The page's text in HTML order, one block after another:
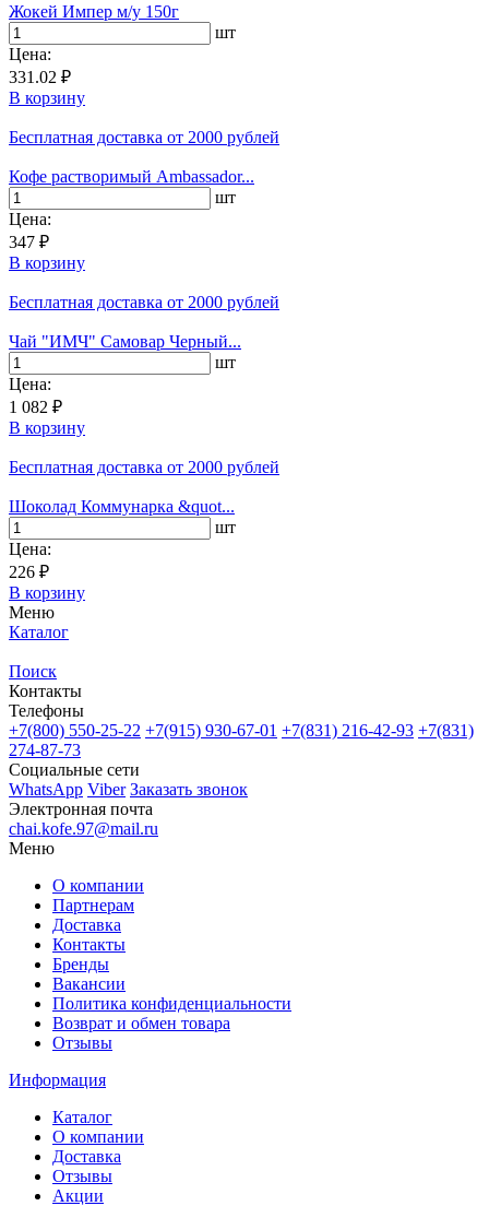
Жокей Импер м/у 150г
шт
Цена:
331.02 ₽
В корзину
Бесплатная доставка от 2000 рублей
Кофе растворимый Ambassador...
шт
Цена:
347 ₽
В корзину
Бесплатная доставка от 2000 рублей
Чай "ИМЧ" Самовар Черный...
шт
Цена:
1 082 ₽
В корзину
Бесплатная доставка от 2000 рублей
Шоколад Коммунарка &quot...
шт
Цена:
226 ₽
В корзину
Меню
Каталог
Поиск
Контакты
Телефоны
+7(800) 550-25-22 +7(915) 930-67-01 +7(831) 216-42-93 +7(831)
274-87-73
Социальные сети
WhatsApp Viber Заказать звонок
Электронная почта
chai.kofe.97@mail.ru
Меню
О компании
Партнерам
Доставка
Контакты
Бренды
Вакансии
Политика конфиденциальности
Возврат и обмен товара
Отзывы
Информация
Каталог
О компании
Доставка
Отзывы
Акции